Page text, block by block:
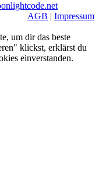
AGB | Impressum
um dir das beste
klickst, erklärst du
einverstanden.